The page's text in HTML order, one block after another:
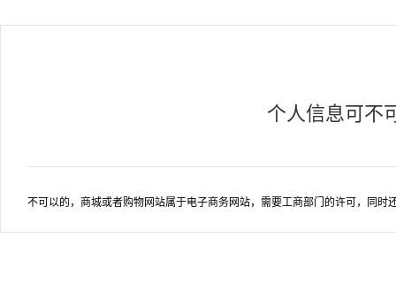
个人信息可不
不可以的，商城或者购物网站属于电子商务网站，需要工商部门的许可，同时